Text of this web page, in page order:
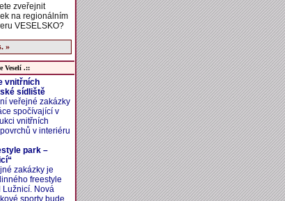
zveřejnit
na regionálním
VESELSKO?
»
Veselí .::
vnitřních
sídliště
veřejné zakázky
spočívající v
vnitřních
v interiéru
park –
zakázky je
freestyle
Lužnicí. Nová
sporty bude